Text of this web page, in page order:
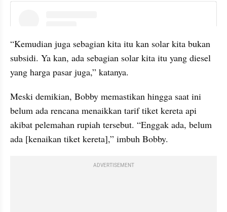
“Kemudian juga sebagian kita itu kan solar kita bukan
subsidi. Ya kan, ada sebagian solar kita itu yang diesel
yang harga pasar juga,” katanya.
Meski demikian, Bobby memastikan hingga saat ini
belum ada rencana menaikkan tarif tiket kereta api
akibat pelemahan rupiah tersebut. “Enggak ada, belum
ada [kenaikan tiket kereta],” imbuh Bobby.
ADVERTISEMENT